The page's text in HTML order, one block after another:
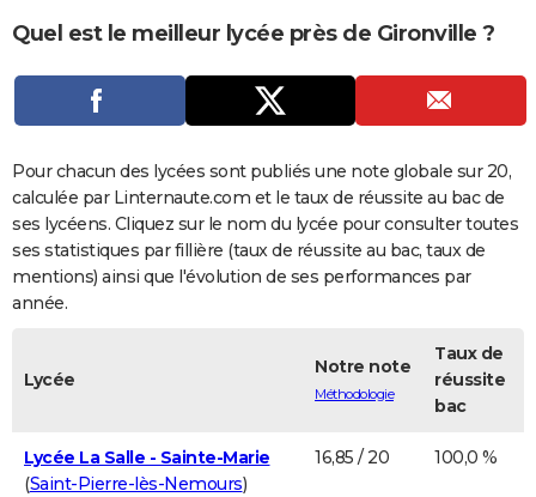
Dictionnaire
Biographies
Expressions
Proverbes
PROGRAMME TV
COPAINS D'AVANT
S'inscrire
Se connecter
Lycées
Collèges
Primaires
Universités
Entreprises
Service militaire
Avis de recherche
AVIS DE DÉCÈS
FORUM
Bricolage
Lifestyle
Culture
Sport
Auto
Television
Voyage
Cinema
Quel est le meilleur lycée près de Gironville ?
Pour chacun des lycées sont publiés une note globale sur 20,
calculée par Linternaute.com et le taux de réussite au bac de
ses lycéens. Cliquez sur le nom du lycée pour consulter toutes
ses statistiques par fillière (taux de réussite au bac, taux de
mentions) ainsi que l'évolution de ses performances par
année.
Lycée
Notre note
Méthodologie
Taux de
réussite
bac
Lycée La Salle - Sainte-Marie
(Saint-Pierre-lès-Nemours)
16,85 / 20 100,0 %